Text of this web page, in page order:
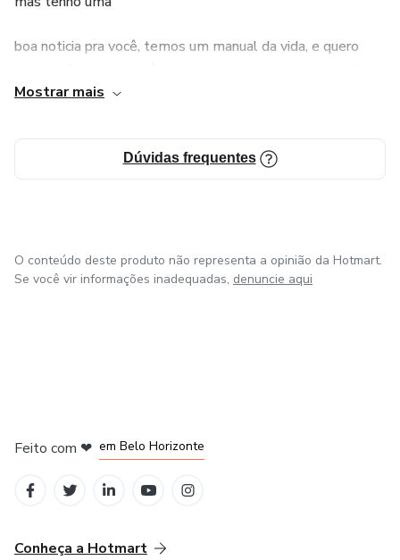
boa noticia pra você, temos um manual da vida, e quero
a quase 25 anos.
Vida Emocional
Vida Familiar
Fé Fraca ou Fé Forte
Transformação e Metanoia.
Mostrar mais
Dúvidas frequentes
O conteúdo deste produto não representa a opinião da Hotmart.
Se você vir informações inadequadas, denuncie aqui
Feito com ❤ em Belo Horizonte
Conheça a Hotmart